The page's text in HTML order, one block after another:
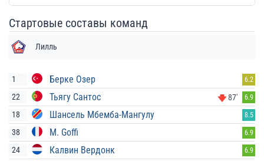
Стартовые составы команд
Лилль
1 Берке Озер 6.2
22 Тьягу Сантос 87' 6.9
18 Шансель Мбемба-Мангулу 8.5
38 M. Goffi 6.9
24 Калвин Вердонк 6.9